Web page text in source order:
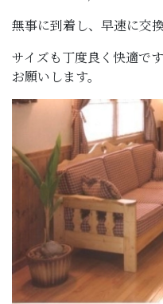
無事に到着し、早速に交換
サイズも丁度良く快適で
お願いします。